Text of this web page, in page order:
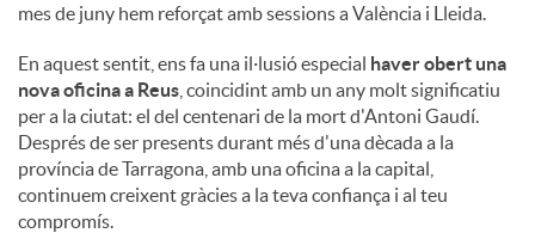
mes de juny hem reforçat amb sessions a València i Lleida.
En aquest sentit, ens fa una il·lusió especial haver obert una
nova oficina a Reus , coincidint amb un any molt significatiu
per a la ciutat: el del centenari de la mort d'Antoni Gaudí.
Després de ser presents durant més d'una dècada a la
província de Tarragona, amb una oficina a la capital,
continuem creixent gràcies a la teva confiança i al teu
compromís.